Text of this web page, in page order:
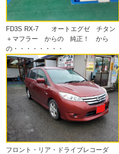
FD3S RX-7 オートエグゼ チタン
＋マフラー からの 純正！ から
の・・・・・・・・
フロント・リア・ドライブレコーダ